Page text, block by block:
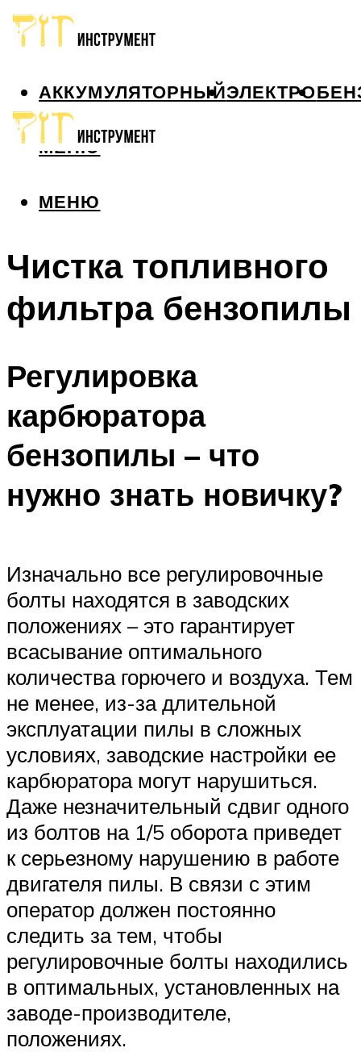
АККУМУЛЯТОРНЫЙЭЛЕКТРО
МЕНЮ
МЕНЮ
Чистка топливного
фильтра бензопилы
Регулировка
карбюратора
бензопилы – что
нужно знать новичку?
Изначально все регулировочные
болты находятся в заводских
положениях – это гарантирует
всасывание оптимального
количества горючего и воздуха. Тем
не менее, из-за длительной
эксплуатации пилы в сложных
условиях, заводские настройки ее
карбюратора могут нарушиться.
Даже незначительный сдвиг одного
из болтов на 1/5 оборота приведет
к серьезному нарушению в работе
двигателя пилы. В связи с этим
оператор должен постоянно
следить за тем, чтобы
регулировочные болты находились
в оптимальных, установленных на
заводе-производителе,
положениях.